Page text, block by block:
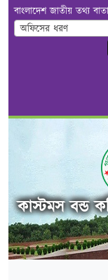
বাংলাদেশ জাতীয় তথ্য
অফিসের ধরণ
কাস্টমস বন্ড